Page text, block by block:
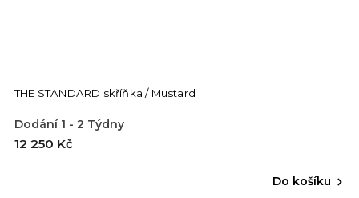
THE STANDARD skříňka / Mustard
Dodání 1 - 2 Týdny
12 250 Kč
Do košíku